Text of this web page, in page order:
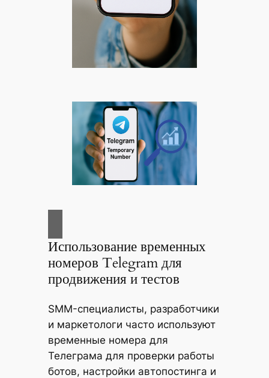
Использование временных
номеров Telegram для
продвижения и тестов
SMM-специалисты, разработчики
и маркетологи часто используют
временные номера для
Телеграма для проверки работы
ботов, настройки автопостинга и